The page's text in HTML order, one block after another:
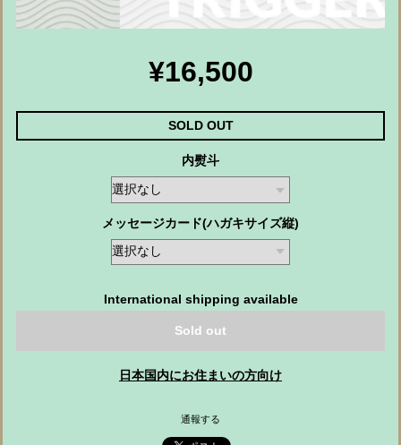
¥16,500
SOLD OUT
内熨斗
メッセージカード(ハガキサイズ縦)
International shipping available
Sold out
日本国内にお住まいの方向け
通報する